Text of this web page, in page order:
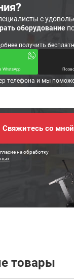
с
оборудование
получить
WhatsApp
телефона и мы
на обработку
товары